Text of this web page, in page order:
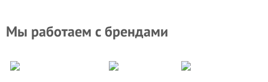
Мы работаем с брендами